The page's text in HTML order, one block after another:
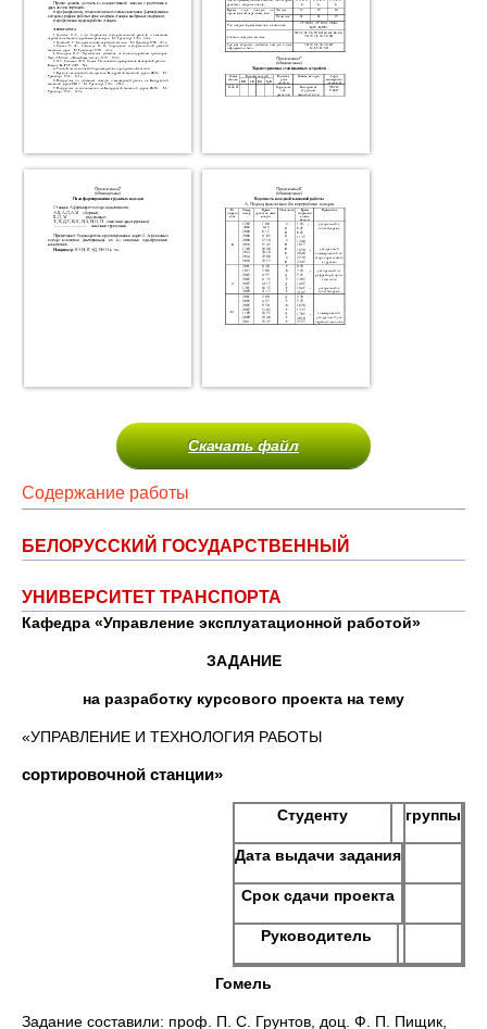
Скачать файл
Содержание работы
БЕЛОРУССКИЙ ГОСУДАРСТВЕННЫЙ
УНИВЕРСИТЕТ ТРАНСПОРТА
Кафедра «Управление эксплуатационной работой»
ЗАДАНИЕ
на разработку курсового проекта на тему
«УПРАВЛЕНИЕ И ТЕХНОЛОГИЯ РАБОТЫ
сортировочной станции»
Студенту группы
Дата выдачи задания
Срок сдачи проекта
Руководитель
Гомель
Задание составили: проф. П. С. Грунтов, доц. Ф. П. Пищик,